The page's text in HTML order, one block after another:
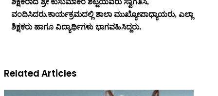
ಶಿಕ್ಷಕರಾದ ಶ್ರೀ ಕುಸುಮಾಕರ ಶೆಟ್ಟಿಯವರು ಸ್ವಾಗತಿಸಿ,
ವಂದಿಸಿದರು.ಕಾರ್ಯಕ್ರಮದಲ್ಲಿ ಶಾಲಾ ಮುಖ್ಯೋಪಾಧ್ಯಾಯರು, ಎಲ್ಲಾ
ಶಿಕ್ಷಕರು ಹಾಗೂ ವಿದ್ಯಾರ್ಥಿಗಳು ಭಾಗವಹಿಸಿದ್ದರು.
Related Articles